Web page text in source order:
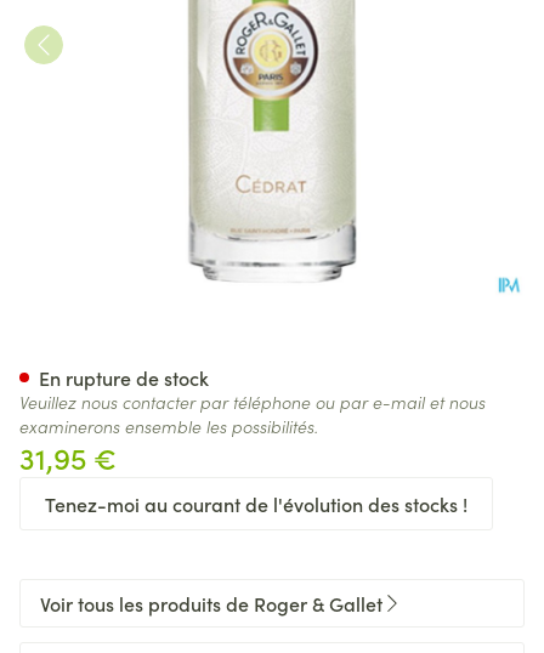
31,95 €
Tenez-moi au courant de l'évolution des stocks !
En rupture de stock
Veuillez nous contacter par téléphone ou par e-mail et nous
examinerons ensemble les possibilités.
Voir tous les produits de Roger & Gallet